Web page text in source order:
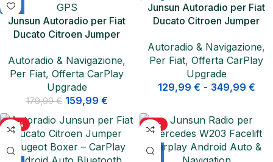
Junsun Autoradio per Fiat
Ducato Citroen Jumper
DAB+
Autoradio & Navigazione,
Per Fiat, Offerta CarPlay
Upgrade
179,99€ 159,99 €
Junsun Autoradio per Fiat
Ducato Citroen Jumper
Autoradio & Navigazione,
Per Fiat, Offerta CarPlay
Upgrade
129,99 € - 349,99 €
-20% -21%